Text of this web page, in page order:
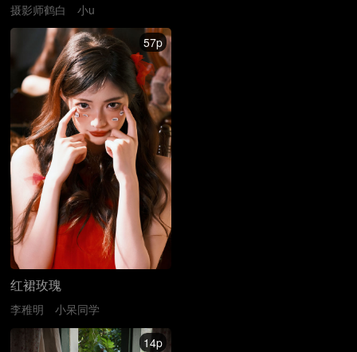
摄影师鹤白 小u
57p
红裙玫瑰
李稚明 小呆同学
14p